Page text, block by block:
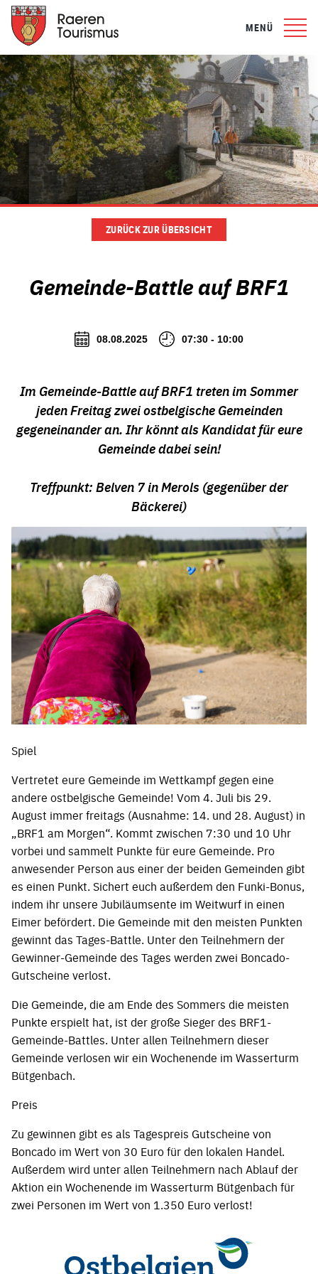
MENÜ
ZURÜCK ZUR ÜBERSICHT
Gemeinde-Battle auf BRF1
08.08.2025 07:30 - 10:00
Im Gemeinde-Battle auf BRF1 treten im Sommer
jeden Freitag zwei ostbelgische Gemeinden
gegeneinander an. Ihr könnt als Kandidat für eure
Gemeinde dabei sein!
Treffpunkt: Belven 7 in Merols (gegenüber der
Bäckerei)
Spiel
Vertretet eure Gemeinde im Wettkampf gegen eine
andere ostbelgische Gemeinde! Vom 4. Juli bis 29.
August immer freitags (Ausnahme: 14. und 28. August) in
„BRF1 am Morgen“. Kommt zwischen 7:30 und 10 Uhr
vorbei und sammelt Punkte für eure Gemeinde. Pro
anwesender Person aus einer der beiden Gemeinden gibt
es einen Punkt. Sichert euch außerdem den Funki-Bonus,
indem ihr unsere Jubiläumsente im Weitwurf in einen
Eimer befördert. Die Gemeinde mit den meisten Punkten
gewinnt das Tages-Battle. Unter den Teilnehmern der
Gewinner-Gemeinde des Tages werden zwei Boncado-
Gutscheine verlost.
Die Gemeinde, die am Ende des Sommers die meisten
Punkte erspielt hat, ist der große Sieger des BRF1-
Gemeinde-Battles. Unter allen Teilnehmern dieser
Gemeinde verlosen wir ein Wochenende im Wasserturm
Bütgenbach.
Preis
Zu gewinnen gibt es als Tagespreis Gutscheine von
Boncado im Wert von 30 Euro für den lokalen Handel.
Außerdem wird unter allen Teilnehmern nach Ablauf der
Aktion ein Wochenende im Wasserturm Bütgenbach für
zwei Personen im Wert von 1.350 Euro verlost!